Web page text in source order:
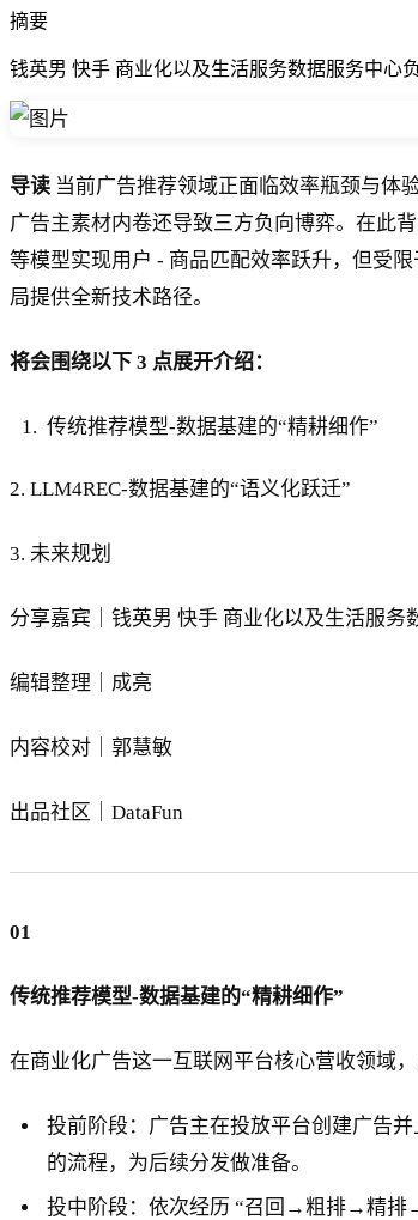
摘要
钱英男 快手 商业化以及生活服务数据服务中心
导读 当前广告推荐领域正面临效率瓶颈与体
广告主素材内卷还导致三方负向博弈。在此
等模型实现用户 - 商品匹配效率跃升，但受
局提供全新技术路径。
将会围绕以下 3 点展开介绍：
传统推荐模型-数据基建的“精耕细作”
2. LLM4REC-数据基建的“语义化跃迁”
3. 未来规划
分享嘉宾｜钱英男 快手 商业化以及生活服务
编辑整理｜成亮
内容校对｜郭慧敏
出品社区｜DataFun
01
传统推荐模型-数据基建的“精耕细作”
在商业化广告这一互联网平台核心营收领域
投前阶段：广告主在投放平台创建广告
的流程，为后续分发做准备。
投中阶段：依次经历 “召回→粗排→精排